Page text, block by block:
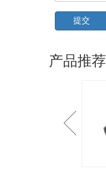
提交
产品推荐